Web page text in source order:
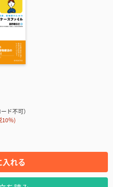
ド不可）
10％)
れる